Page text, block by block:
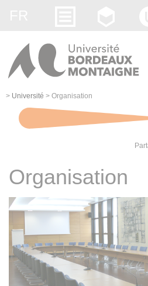
> Université > Organisation
Organisation